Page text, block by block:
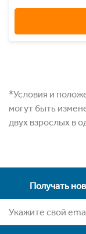
*Условия и
могут быть
двух взрослых в
Получать